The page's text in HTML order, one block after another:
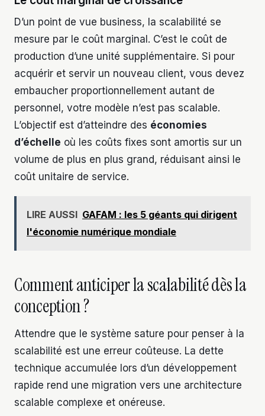
D’un point de vue business, la scalabilité se
mesure par le coût marginal. C’est le coût de
production d’une unité supplémentaire. Si pour
acquérir et servir un nouveau client, vous devez
embaucher proportionnellement autant de
personnel, votre modèle n’est pas scalable.
L’objectif est d’atteindre des économies
d’échelle où les coûts fixes sont amortis sur un
volume de plus en plus grand, réduisant ainsi le
coût unitaire de service.
LIRE AUSSI GAFAM : les 5 géants qui dirigent
l'économie numérique mondiale
Comment anticiper la scalabilité dès la
conception ?
Attendre que le système sature pour penser à la
scalabilité est une erreur coûteuse. La dette
technique accumulée lors d’un développement
rapide rend une migration vers une architecture
scalable complexe et onéreuse.